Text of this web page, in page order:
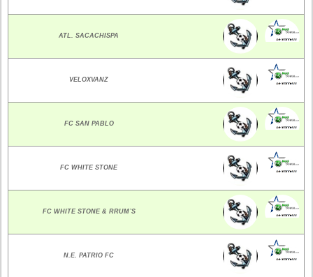
ATL. SACACHISPA
VELOXVANZ
FC SAN PABLO
FC WHITE STONE
FC WHITE STONE & RRUM`S
N.E. PATRIO FC